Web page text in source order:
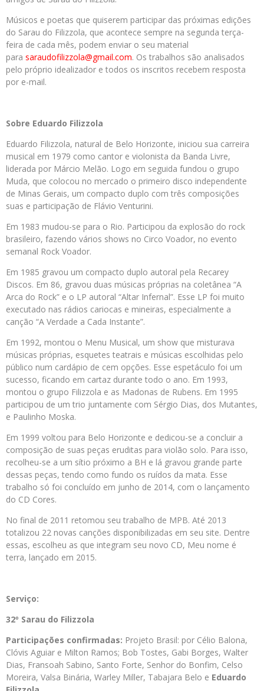
Músicos e poetas que quiserem participar das próximas edições
do Sarau do Filizzola, que acontece sempre na segunda terça-
feira de cada mês, podem enviar o seu material
para saraudofilizzola@gmail.com. Os trabalhos são analisados
pelo próprio idealizador e todos os inscritos recebem resposta
por e-mail.
Sobre Eduardo Filizzola
Eduardo Filizzola, natural de Belo Horizonte, iniciou sua carreira
musical em 1979 como cantor e violonista da Banda Livre,
liderada por Márcio Melão. Logo em seguida fundou o grupo
Muda, que colocou no mercado o primeiro disco independente
de Minas Gerais, um compacto duplo com três composições
suas e participação de Flávio Venturini.
Em 1983 mudou-se para o Rio. Participou da explosão do rock
brasileiro, fazendo vários shows no Circo Voador, no evento
semanal Rock Voador.
Em 1985 gravou um compacto duplo autoral pela Recarey
Discos. Em 86, gravou duas músicas próprias na coletânea “A
Arca do Rock” e o LP autoral “Altar Infernal”. Esse LP foi muito
executado nas rádios cariocas e mineiras, especialmente a
canção “A Verdade a Cada Instante”.
Em 1992, montou o Menu Musical, um show que misturava
músicas próprias, esquetes teatrais e músicas escolhidas pelo
público num cardápio de cem opções. Esse espetáculo foi um
sucesso, ficando em cartaz durante todo o ano. Em 1993,
montou o grupo Filizzola e as Madonas de Rubens. Em 1995
participou de um trio juntamente com Sérgio Dias, dos Mutantes,
e Paulinho Moska.
Em 1999 voltou para Belo Horizonte e dedicou-se a concluir a
composição de suas peças eruditas para violão solo. Para isso,
recolheu-se a um sítio próximo a BH e lá gravou grande parte
dessas peças, tendo como fundo os ruídos da mata. Esse
trabalho só foi concluído em junho de 2014, com o lançamento
do CD Cores.
No final de 2011 retomou seu trabalho de MPB. Até 2013
totalizou 22 novas canções disponibilizadas em seu site. Dentre
essas, escolheu as que integram seu novo CD, Meu nome é
terra, lançado em 2015.
Serviço:
32º Sarau do Filizzola
Participações confirmadas: Projeto Brasil: por Célio Balona,
Clóvis Aguiar e Milton Ramos; Bob Tostes, Gabi Borges, Walter
Dias, Fransoah Sabino, Santo Forte, Senhor do Bonfim, Celso
Moreira, Valsa Binária, Warley Miller, Tabajara Belo e Eduardo